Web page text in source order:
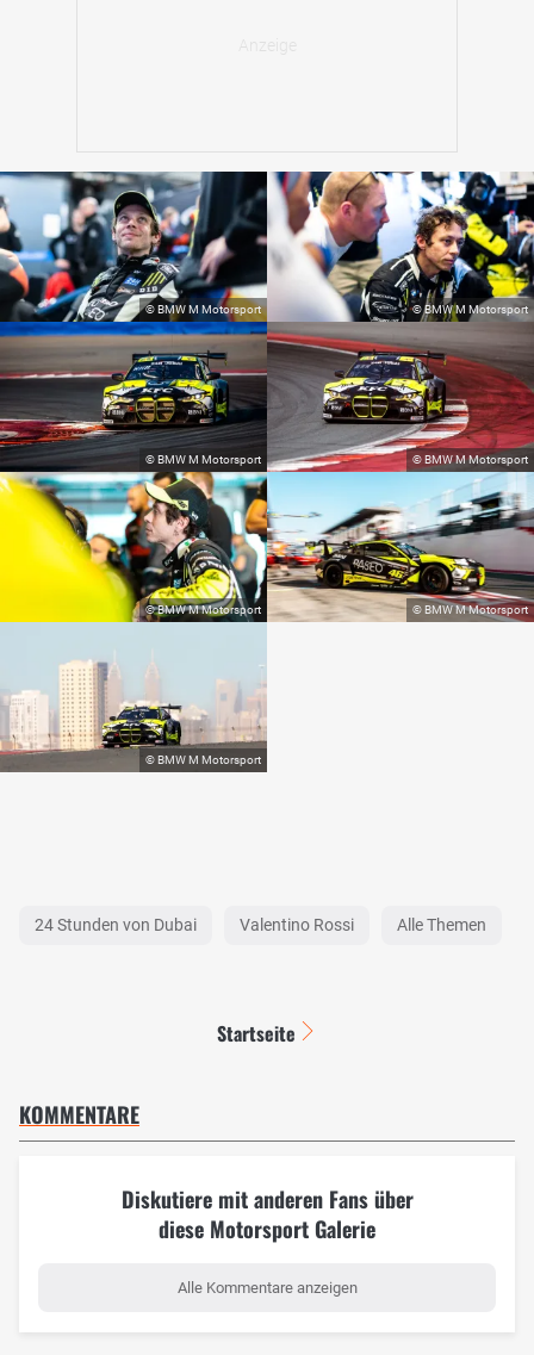
24 Stunden von Dubai Valentino Rossi Alle Themen
Startseite
KOMMENTARE
Diskutiere mit anderen Fans über
diese Motorsport Galerie
Alle Kommentare anzeigen